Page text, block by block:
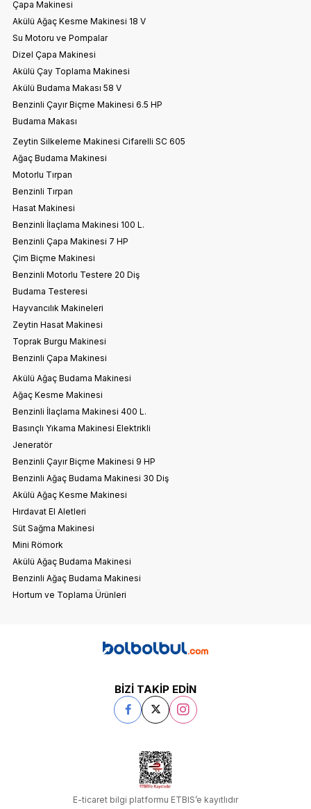
Çapa Makinesi
Akülü Ağaç Kesme Makinesi 18 V
Su Motoru ve Pompalar
Dizel Çapa Makinesi
Akülü Çay Toplama Makinesi
Akülü Budama Makası 58 V
Benzinli Çayır Biçme Makinesi 6.5 HP
Budama Makası
Zeytin Silkeleme Makinesi Cifarelli SC 605
Ağaç Budama Makinesi
Motorlu Tırpan
Benzinli Tırpan
Hasat Makinesi
Benzinli İlaçlama Makinesi 100 L.
Benzinli Çapa Makinesi 7 HP
Çim Biçme Makinesi
Benzinli Motorlu Testere 20 Diş
Budama Testeresi
Hayvancılık Makineleri
Zeytin Hasat Makinesi
Toprak Burgu Makinesi
Benzinli Çapa Makinesi
Akülü Ağaç Budama Makinesi
Ağaç Kesme Makinesi
Benzinli İlaçlama Makinesi 400 L.
Basınçlı Yıkama Makinesi Elektrikli
Jeneratör
Benzinli Çayır Biçme Makinesi 9 HP
Benzinli Ağaç Budama Makinesi 30 Diş
Akülü Ağaç Kesme Makinesi
Hırdavat El Aletleri
Süt Sağma Makinesi
Mini Römork
Akülü Ağaç Budama Makinesi
Benzinli Ağaç Budama Makinesi
Hortum ve Toplama Ürünleri
BİZİ TAKİP EDİN
E-ticaret bilgi platformu ETBIS’e kayıtlıdır